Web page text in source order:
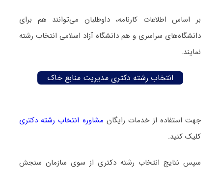
بر اساس اطلاعات کارنامه، داوطلبان می‌توانند هم برای
دانشگاه‌های سراسری و هم دانشگاه آزاد اسلامی انتخاب رشته
نمایند.
انتخاب رشته دکتری مدیریت منابع خاک
جهت استفاده از خدمات رایگان مشاوره انتخاب رشته دکتری
کلیک کنید.
سپس نتایج انتخاب رشته دکتری از سوی سازمان سنجش